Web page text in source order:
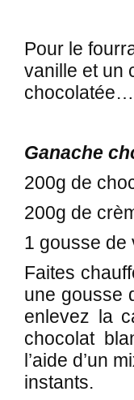
Pour le
vanille et un
chocolatée…
Ganache
200g de
200g de
1 gousse de
Faites
une gousse
enlevez la
chocolat
l’aide d’un
instants.